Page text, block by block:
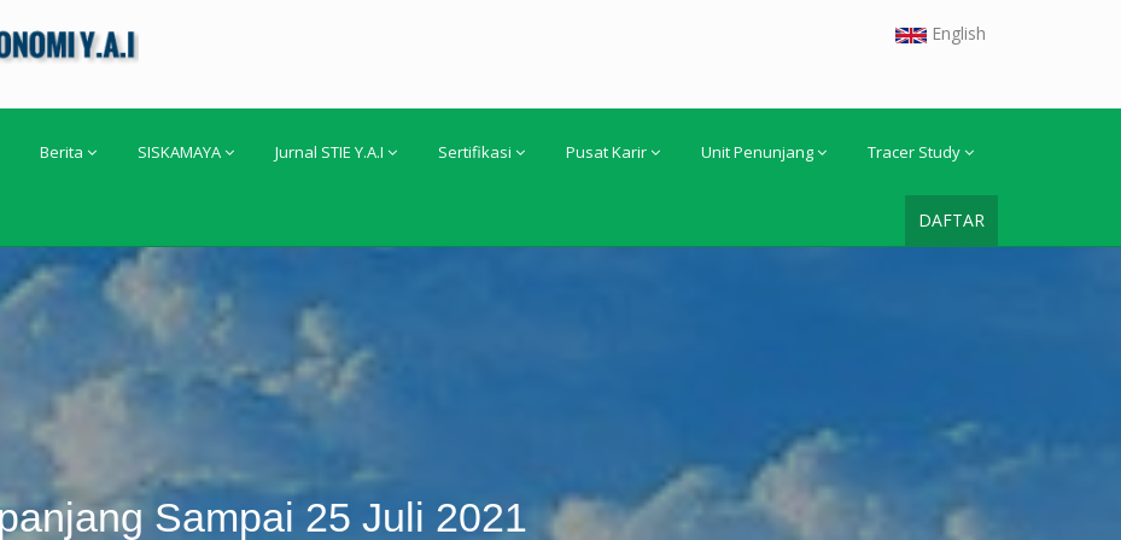
English
Berita SISKAMAYA Jurnal STIE Y.A.I Sertifikasi Pusat Karir Unit Penunjang Tracer Study
DAFTAR
Sampai 25 Juli 2021